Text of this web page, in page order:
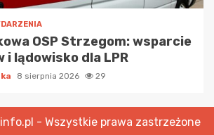
OSP Strzegom: wsparcie
i lądowisko dla LPR
8 sierpnia 2026 29
- Wszystkie prawa zastrzeżone